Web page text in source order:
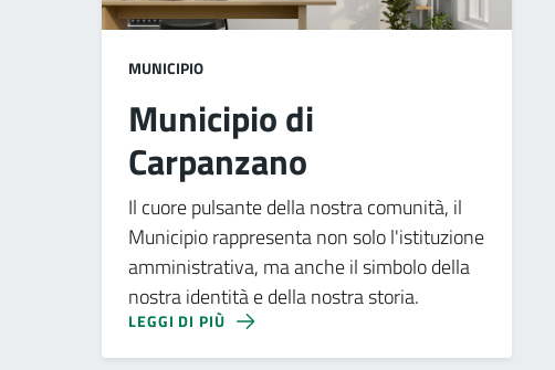
MUNICIPIO
Municipio di
Carpanzano
Il cuore pulsante della nostra comunità, il
Municipio rappresenta non solo l'istituzione
amministrativa, ma anche il simbolo della
nostra identità e della nostra storia.
LEGGI DI PIÙ